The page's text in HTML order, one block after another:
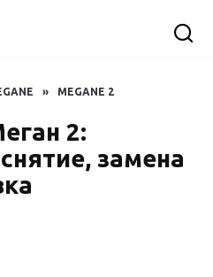
» MEGANE 2
2:
замена